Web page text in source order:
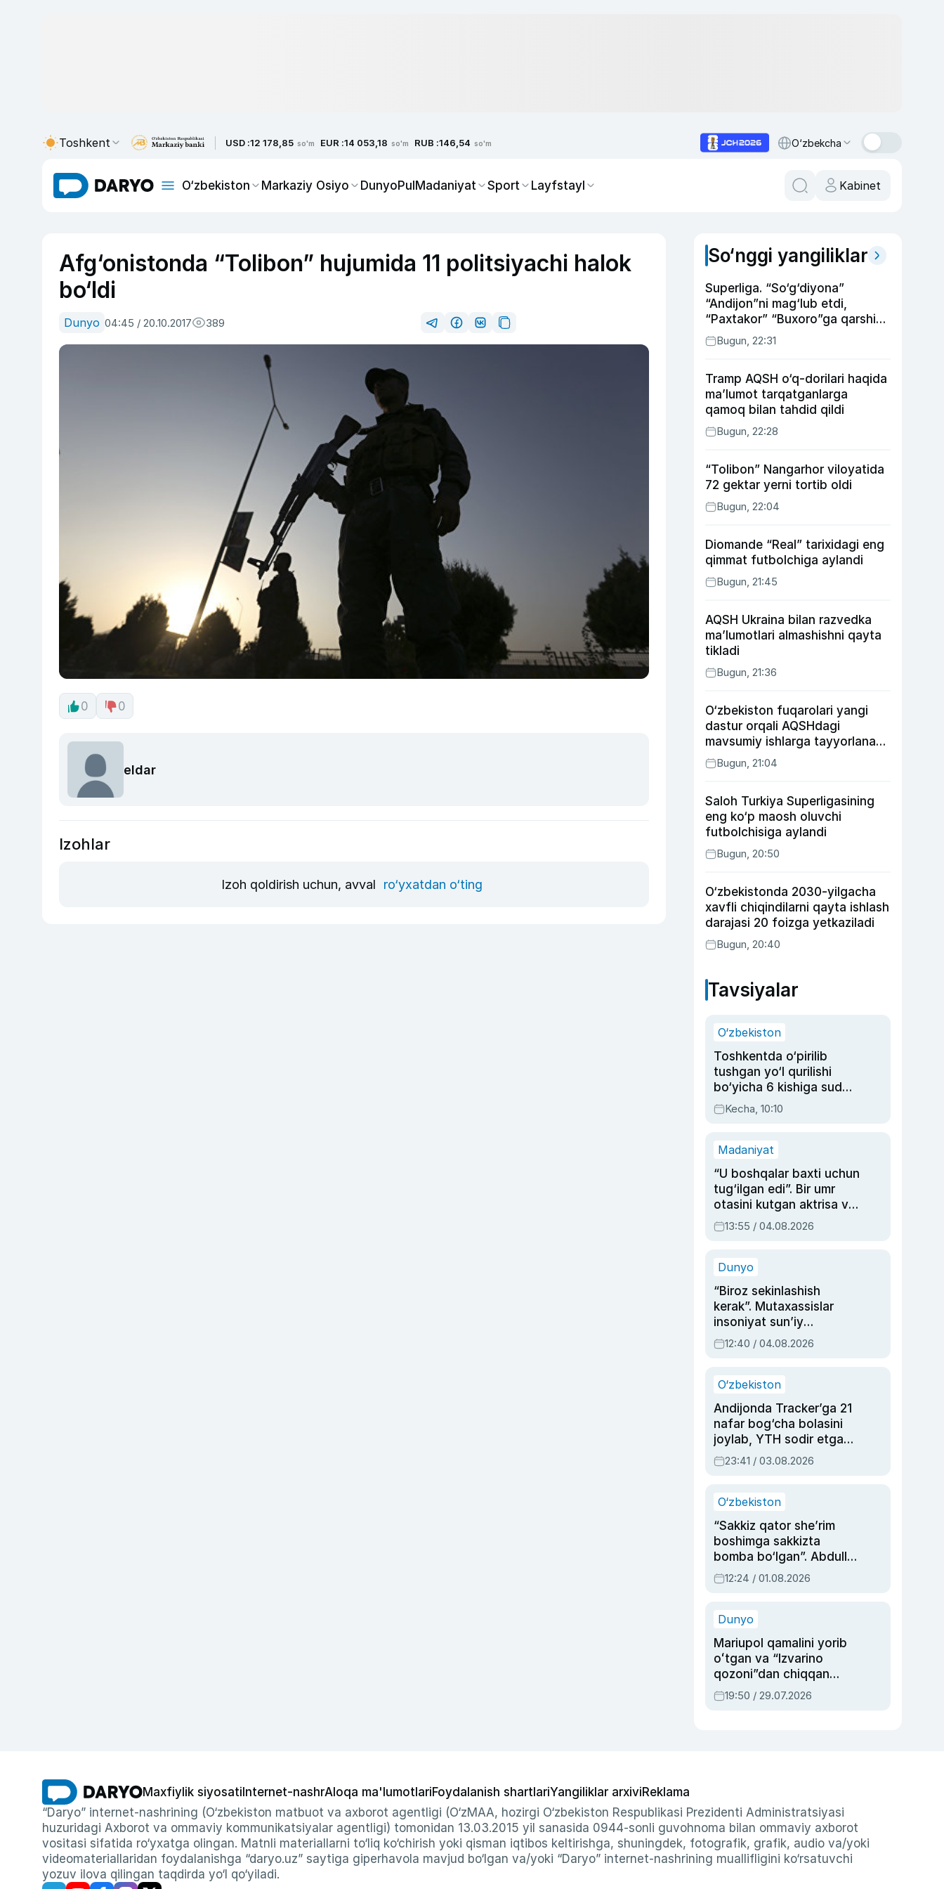
Toshkent USD :12 178,85 so'm EUR :14 053,18 so'm RUB :146,54 so'm O‘zbekcha
O‘zbekiston Markaziy Osiyo DunyoPulMadaniyat Sport Layfstayl Kabinet
Afg‘onistonda “Tolibon” hujumida 11 politsiyachi halok
bo‘ldi
Dunyo 04:45 / 20.10.2017 389
0 0
eldar
Izohlar
Izoh qoldirish uchun, avval ro‘yxatdan o‘ting
So‘nggi yangiliklar
Superliga. “So‘g‘diyona”
“Andijon”ni mag‘lub etdi,
“Paxtakor” “Buxoro”ga qarshi
bahsda g‘alabani qo‘ldan
chiqardi
Bugun, 22:31
Tramp AQSH o‘q-dorilari haqida
ma’lumot tarqatganlarga
qamoq bilan tahdid qildi
Bugun, 22:28
“Tolibon” Nangarhor viloyatida
72 gektar yerni tortib oldi
Bugun, 22:04
Diomande “Real” tarixidagi eng
qimmat futbolchiga aylandi
Bugun, 21:45
AQSH Ukraina bilan razvedka
ma’lumotlari almashishni qayta
tikladi
Bugun, 21:36
O‘zbekiston fuqarolari yangi
dastur orqali AQSHdagi
mavsumiy ishlarga tayyorlanadi
va joylashtiriladi
Bugun, 21:04
Saloh Turkiya Superligasining
eng ko‘p maosh oluvchi
futbolchisiga aylandi
Bugun, 20:50
O‘zbekistonda 2030-yilgacha
xavfli chiqindilarni qayta ishlash
darajasi 20 foizga yetkaziladi
Bugun, 20:40
Tavsiyalar
O‘zbekiston
Toshkentda o‘pirilib
tushgan yo‘l qurilishi
bo‘yicha 6 kishiga sud
hukmi o‘qildi
Kecha, 10:10
Madaniyat
“U boshqalar baxti uchun
tug‘ilgan edi”. Bir umr
otasini kutgan aktrisa va
dublyaj ustasi Rimma
Ahmedovaning
13:55 / 04.08.2026
Dunyo
“Biroz sekinlashish
kerak”. Mutaxassislar
insoniyat sun’iy
intellektni boshqara
olmay qolishidan xavotir
12:40 / 04.08.2026
O‘zbekiston
Andijonda Tracker’ga 21
nafar bog‘cha bolasini
joylab, YTH sodir etgan
ayolga sud hukmi o‘qildi
23:41 / 03.08.2026
O‘zbekiston
“Sakkiz qator she’rim
boshimga sakkizta
bomba bo‘lgan”. Abdulla
Oripovni siyosiy
ayblovlardan asrab
12:24 / 01.08.2026
Dunyo
Mariupol qamalini yorib
oʻtgan va “Izvarino
qozoni”dan chiqqan
qahramon — Ukraina
armiyasi bosh
19:50 / 29.07.2026
Maxfiylik siyosati Internet-nashrAloqa ma'lumotlariFoydalanish shartlariYangiliklar arxiviReklama
“Daryo” internet-nashrining (O‘zbekiston matbuot va axborot agentligi (O‘zMAA, hozirgi O‘zbekiston Respublikasi Prezidenti Administratsiyasi
huzuridagi Axborot va ommaviy kommunikatsiyalar agentligi) tomonidan 13.03.2015 yil sanasida 0944-sonli guvohnoma bilan ommaviy axborot
vositasi sifatida ro‘yxatga olingan. Matnli materiallarni to‘liq ko‘chirish yoki qisman iqtibos keltirishga, shuningdek, fotografik, grafik, audio va/yoki
videomateriallaridan foydalanishga “daryo.uz” saytiga giperhavola mavjud bo‘lgan va/yoki “Daryo” internet-nashrining muallifligini ko‘rsatuvchi
yozuv ilova qilingan taqdirda yo‘l qo‘yiladi.